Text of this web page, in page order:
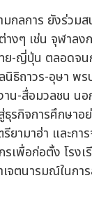
กลการ ยังร่วม
างๆ เช่น จุฬาล
ทย-ญี่ปุ่น ตลอดจ
ธิถาวร-อุษา พร
น-สื่อมวลชน นอ
รกิจการศึกษาอ
ยามาฮ่า และกา
เพื่อก่อตั้ง โรงเ
เจตนารมณ์ในกา